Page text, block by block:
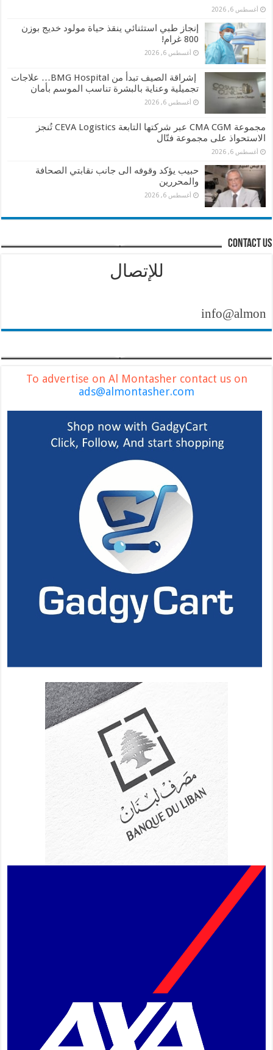
أغسطس 6, 2026
إنجاز طبي استثنائي ينقذ حياة مولود خديج بوزن
800 غرام!
أغسطس 6, 2026
إشراقة الصيف تبدأ من BMG Hospital… علاجات
تجميلية وعناية بالبشرة تناسب الموسم بأمان
أغسطس 6, 2026
مجموعة CMA CGM عبر شركتها التابعة CEVA Logistics تُنجز
الاستحواذ على مجموعة فتّال
أغسطس 6, 2026
حبيب يؤكد وقوفه الى جانب نقابتي الصحافة
والمحررين
أغسطس 6, 2026
contact us
للإتصال
To advertise on Al Montasher contact us on
ads@almontasher.com